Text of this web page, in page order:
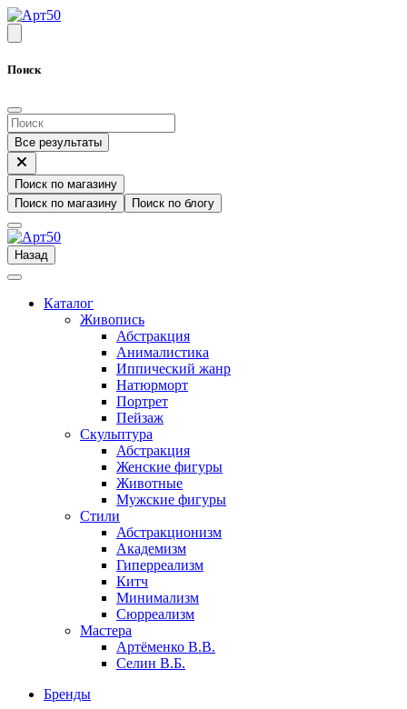
Поиск
Все результаты
Поиск по магазину
Поиск по магазину
Поиск по блогу
Назад
Каталог
Живопись
Абстракция
Анималистика
Иппический жанр
Натюрморт
Портрет
Пейзаж
Скульптура
Абстракция
Женские фигуры
Животные
Мужские фигуры
Стили
Абстракционизм
Академизм
Гиперреализм
Китч
Минимализм
Сюрреализм
Мастера
Артёменко В.В.
Селин В.Б.
Бренды